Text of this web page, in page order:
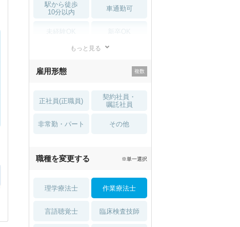
駅から徒歩
10分以内
車通勤可
住宅手当・補助
土日祝休 無資格 OK
積極採用中 WEB面接OK
もっと見る
雇用形態
正社員(正職員)
契約社員・
嘱託社員
非常勤・パート その他
職種を変更する ※単一選択
理学療法士 作業療法士
言語聴覚士 臨床検査技師